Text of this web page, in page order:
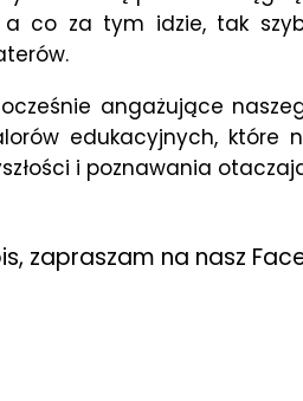
co za tym idzie, tak
angażujące
edukacyjnych, które
i poznawania
zapraszam na nasz